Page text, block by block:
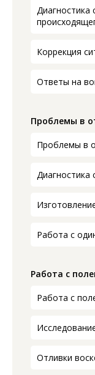
Диагностика
Коррекция
Ответы на
Проблемы в
Проблемы в
Диагностика
Работа с
Работа с
Работа с
Отливки